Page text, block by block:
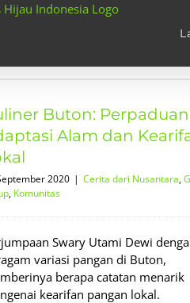
Buton: Perpaduan
Alam dan
2020 | Cerita dari Nusantara,
, Komunitas
Swary Utami Dewi
variasi pangan di Buton,
berapa catatan menarik
kearifan pangan lokal.